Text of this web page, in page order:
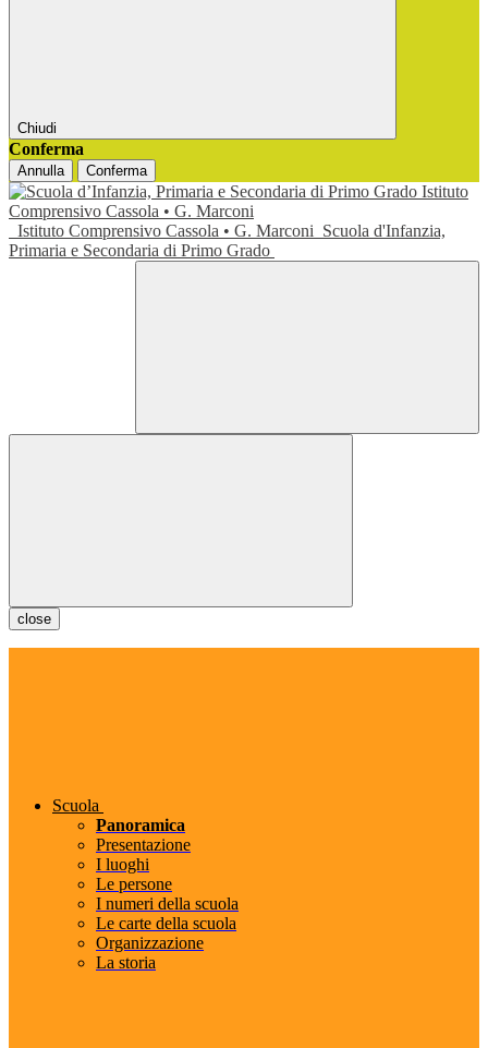
Chiudi
Conferma
Annulla Conferma
Istituto Comprensivo Cassola • G. Marconi Scuola d'Infanzia,
Primaria e Secondaria di Primo Grado
close
Scuola
Panoramica
Presentazione
I luoghi
Le persone
I numeri della scuola
Le carte della scuola
Organizzazione
La storia